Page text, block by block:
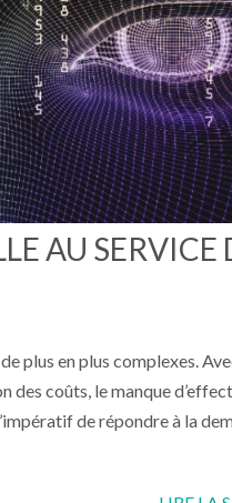
AU SERVICE
plus en plus complexes.
des coûts, le manque
de répondre à la